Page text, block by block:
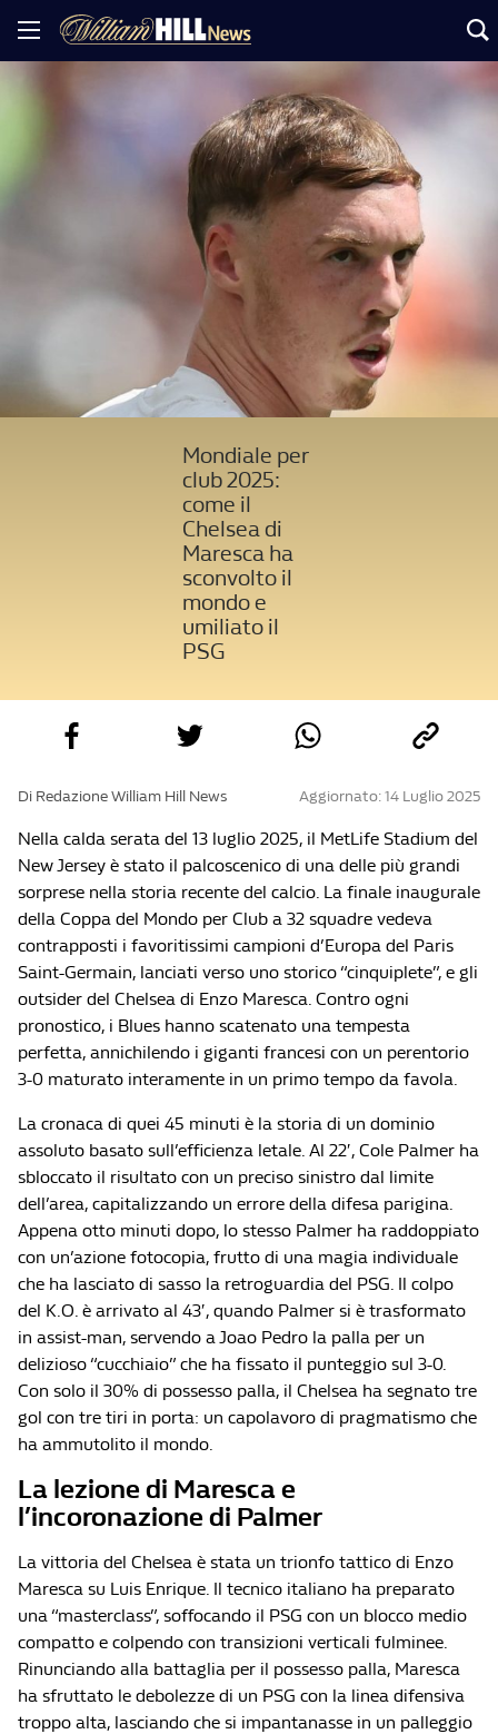
Mondiale per
club 2025:
come il
Chelsea di
Maresca ha
sconvolto il
mondo e
umiliato il
PSG
Di Redazione William Hill News Aggiornato: 14 Luglio 2025
Nella calda serata del 13 luglio 2025, il MetLife Stadium del
New Jersey è stato il palcoscenico di una delle più grandi
sorprese nella storia recente del calcio. La finale inaugurale
della Coppa del Mondo per Club a 32 squadre vedeva
contrapposti i favoritissimi campioni d’Europa del Paris
Saint-Germain, lanciati verso uno storico “cinquiplete”, e gli
outsider del Chelsea di Enzo Maresca. Contro ogni
pronostico, i Blues hanno scatenato una tempesta
perfetta, annichilendo i giganti francesi con un perentorio
3-0 maturato interamente in un primo tempo da favola.
La cronaca di quei 45 minuti è la storia di un dominio
assoluto basato sull’efficienza letale. Al 22′, Cole Palmer ha
sbloccato il risultato con un preciso sinistro dal limite
dell’area, capitalizzando un errore della difesa parigina.
Appena otto minuti dopo, lo stesso Palmer ha raddoppiato
con un’azione fotocopia, frutto di una magia individuale
che ha lasciato di sasso la retroguardia del PSG. Il colpo
del K.O. è arrivato al 43′, quando Palmer si è trasformato
in assist-man, servendo a Joao Pedro la palla per un
delizioso “cucchiaio” che ha fissato il punteggio sul 3-0.
Con solo il 30% di possesso palla, il Chelsea ha segnato tre
gol con tre tiri in porta: un capolavoro di pragmatismo che
ha ammutolito il mondo.
La lezione di Maresca e
l’incoronazione di Palmer
La vittoria del Chelsea è stata un trionfo tattico di Enzo
Maresca su Luis Enrique. Il tecnico italiano ha preparato
una “masterclass”, soffocando il PSG con un blocco medio
compatto e colpendo con transizioni verticali fulminee.
Rinunciando alla battaglia per il possesso palla, Maresca
ha sfruttato le debolezze di un PSG con la linea difensiva
troppo alta, lasciando che si impantanasse in un palleggio